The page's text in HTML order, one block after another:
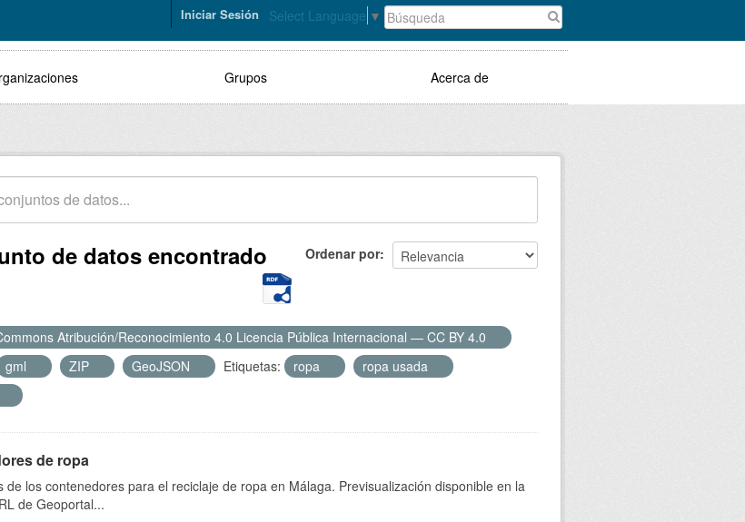
Select Language ▼
Iniciar Sesión
Grupos Acerca de
Ordenar por
de datos encontrado
Atribución/Reconocimiento 4.0 Licencia Pública Internacional — CC BY 4.0
gml ZIP GeoJSON Etiquetas: ropa
ropa usada
de ropa
de los contenedores para el reciclaje de ropa en Málaga. Previsualización disponible en la
de Geoportal...